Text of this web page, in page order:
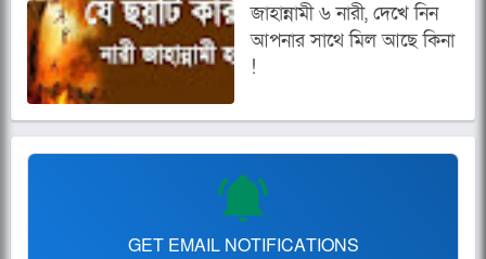
জাহান্নামী ৬ নারী, দেখে নিন
আপনার সাথে মিল আছে কিনা
!
GET EMAIL NOTIFICATIONS